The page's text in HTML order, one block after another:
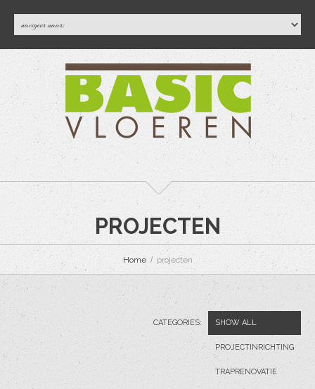
PROJECTEN
Home projecten
CATEGORIES: SHOW ALL
PROJECTINRICHTING
TRAPRENOVATIE